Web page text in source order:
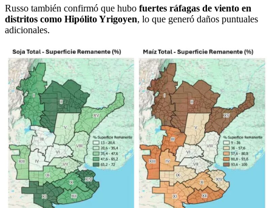
Russo también confirmó que hubo fuertes ráfagas de viento en
distritos como Hipólito Yrigoyen, lo que generó daños puntuales
adicionales.